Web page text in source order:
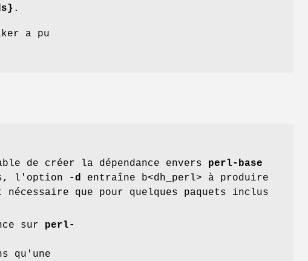
.
a pu
de créer la dépendance envers perl-base
l'option -d entraîne b<dh_perl> à produire
que pour quelques paquets inclus
sur perl-
qu'une